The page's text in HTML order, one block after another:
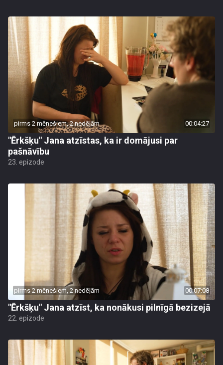
pirms 2 mēnešiem, 2 nedēļām 00:04:27
"Ērkšķu" Jana atzīstas, ka ir domājusi par
pašnāvību
23. epizode
pirms 2 mēnešiem, 2 nedēļām 00:07:08
"Ērkšķu" Jana atzīst, ka nonākusi pilnīgā bezizejā
22. epizode